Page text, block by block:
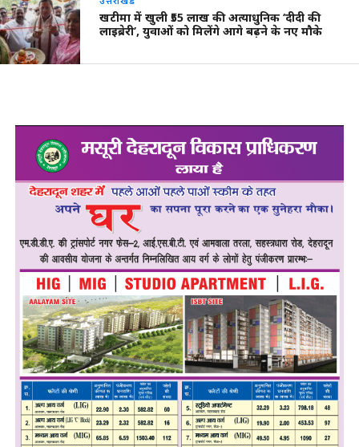
खटीमा में खुली ₹55 लाख की अत्याधुनिक ‘दीदी की
लाइब्रेरी’, युवाओं को मिलेंगे आगे बढ़ने के नए मौके